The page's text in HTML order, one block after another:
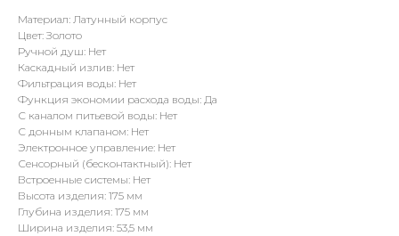
Материал: Латунный корпус
Цвет: Золото
Ручной душ: Нет
Каскадный излив: Нет
Фильтрация воды: Нет
Функция экономии расхода воды: Да
С каналом питьевой воды: Нет
С донным клапаном: Нет
Электронное управление: Нет
Сенсорный (бесконтактный): Нет
Встроенные системы: Нет
Высота изделия: 175 мм
Глубина изделия: 175 мм
Ширина изделия: 53,5 мм